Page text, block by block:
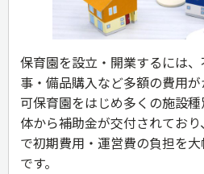
保育園を設立・開業するには
事・備品購入など多額の費用
可保育園をはじめ多くの施設
体から補助金が交付されてお
で初期費用・運営費の負担を
です。